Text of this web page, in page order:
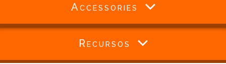
Accessories
Recursos